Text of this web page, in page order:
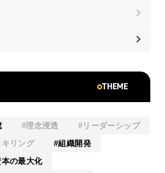
THEME
理念浸透
リーダーシップ
キリング
組織開発
の最大化